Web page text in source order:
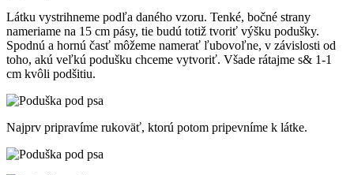
Látku vystrihneme podľa daného vzoru. Tenké, bočné strany
nameriame na 15 cm pásy, tie budú totiž tvoriť výšku podušky.
Spodnú a hornú časť môžeme namerať ľubovoľne, v závislosti od
toho, akú veľkú podušku chceme vytvoriť. Všade rátajme s& 1-1
cm kvôli podšitiu.
Najprv pripravíme rukoväť, ktorú potom pripevníme k látke.